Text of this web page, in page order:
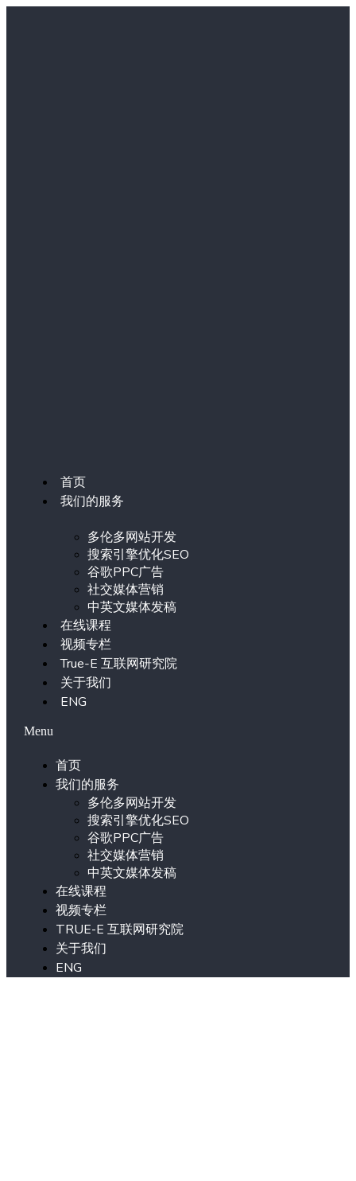
首页
我们的服务
多伦多网站开发
搜索引擎优化SEO
谷歌PPC广告
社交媒体营销
中英文媒体发稿
在线课程
视频专栏
True-E 互联网研究院
关于我们
ENG
Menu
首页
我们的服务
多伦多网站开发
搜索引擎优化SEO
谷歌PPC广告
社交媒体营销
中英文媒体发稿
在线课程
视频专栏
TRUE-E 互联网研究院
关于我们
ENG